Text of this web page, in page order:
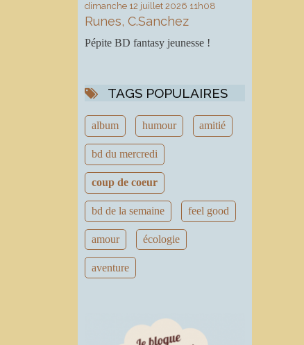
dimanche 12 juillet 2026 11h08
Runes, C.Sanchez
Pépite BD fantasy jeunesse !
TAGS POPULAIRES
album humour amitié
bd du mercredi
coup de coeur
bd de la semaine feel good
amour écologie
aventure